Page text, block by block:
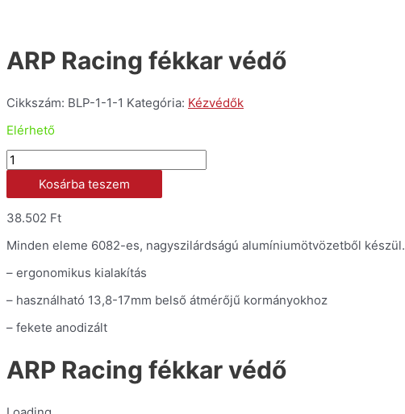
ARP Racing fékkar védő
Cikkszám: BLP-1-1-1 Kategória: Kézvédők
Elérhető
ARP
Racing
fékkar
védő
mennyiség
Kosárba teszem
38.502 Ft
Minden eleme 6082-es, nagyszilárdságú alumíniumötvözetből készül.
– ergonomikus kialakítás
– használható 13,8-17mm belső átmérőjű kormányokhoz
– fekete anodizált
ARP Racing fékkar védő